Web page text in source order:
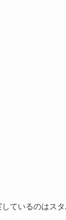
ているのはス